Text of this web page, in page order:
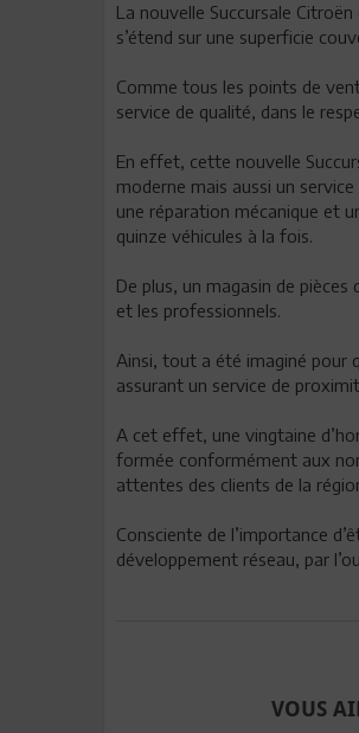
La nouvelle Succursale
s’étend sur une superficie
Comme tous les points de
service de qualité, dans le
En effet, cette nouvelle
moderne mais aussi un
une réparation mécanique et
quinze véhicules à la fois.
De plus, un magasin de
et les professionnels.
Ainsi, tout a été imaginé pour
assurant un service de
A cet effet, une vingtaine
formée conformément aux
attentes des clients de la
Consciente de l’importance
développement réseau, par
VOUS